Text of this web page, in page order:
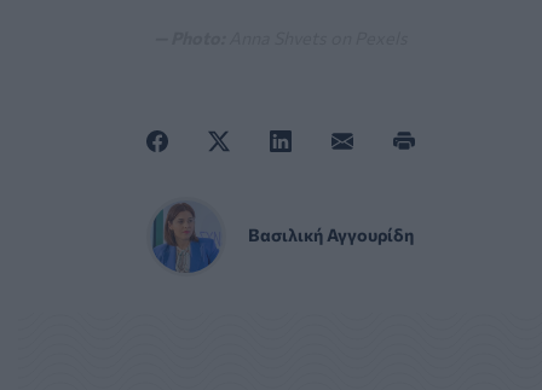
Βασιλική Αγγουρίδη